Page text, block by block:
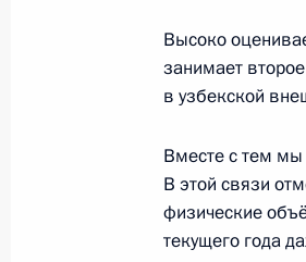
Президента
Телефонный
Каримовым
Высоко
занимает
в узбекской
Вместе с тем мы
В этой связи
физические
текущего года